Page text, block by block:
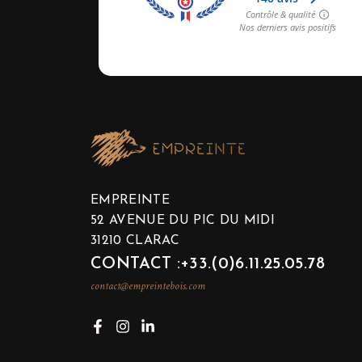
EMPREINTE
52 AVENUE DU PIC DU MIDI
31210 CLARAC
CONTACT :+33.(0)6.11.25.05.78
contact@empreintebois.com